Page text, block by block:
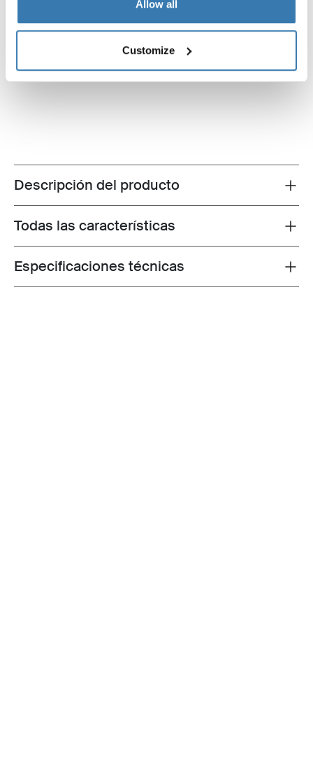
Allow all
Customize
Thule Subterra 2 powershuttle
electrónicos pequeño negro
Thule Subterra 2
electrónicos Vetiver Gray
Toggle overview
Descripción del producto
Toggle features
Todas las características
Toggle techspec
Especificaciones técnicas